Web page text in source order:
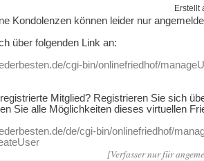
Erstellt
Kondolenzen können leider nur
über folgenden Link an:
cgi-bin/onlinefriedhof/
Mitglied? Registrieren Sie sich
Sie alle Möglichkeiten dieses virtuellen
de/cgi-bin/onlinefriedhof/
[Verfasser nur für